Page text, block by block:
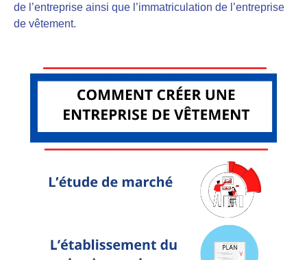
de l’entreprise ainsi que l’immatriculation de l’entreprise
de vêtement.